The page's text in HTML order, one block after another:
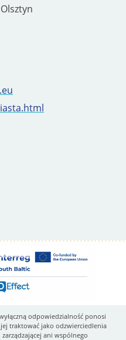
odpowiedzialność ponosi
traktować jako odzwierciedlenia
ani wspólnego